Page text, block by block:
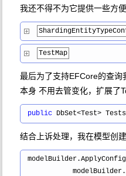
我还不得不为它提供一些方
TestMap
最后为了支持EFCore的查询
本身 不用去管变化，扩展了
public DbSet<Test>
结合上诉处理，我在模型创